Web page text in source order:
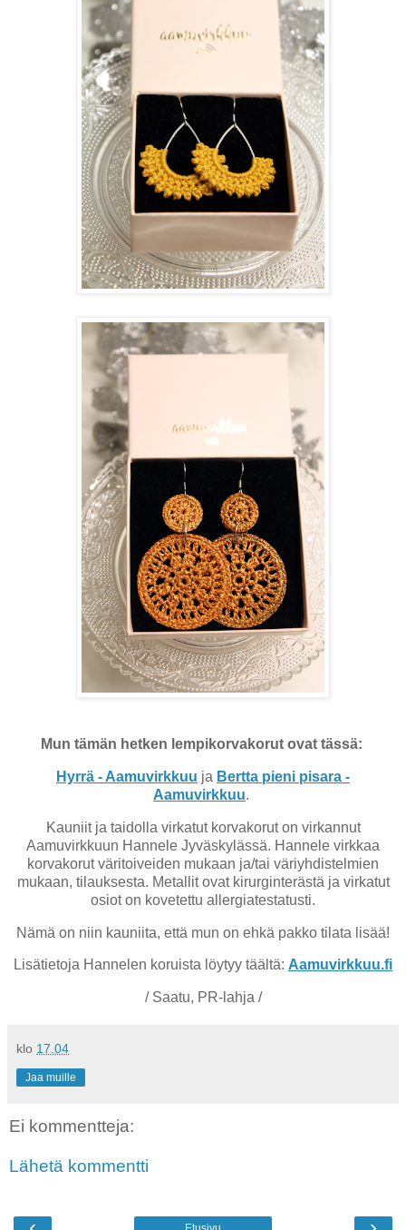
Mun tämän hetken lempikorvakorut ovat tässä:
Hyrrä - Aamuvirkkuu ja Bertta pieni pisara -
Aamuvirkkuu.
Kauniit ja taidolla virkatut korvakorut on virkannut
Aamuvirkkuun Hannele Jyväskylässä. Hannele virkkaa
korvakorut väritoiveiden mukaan ja/tai väriyhdistelmien
mukaan, tilauksesta. Metallit ovat kirurginterästä ja virkatut
osiot on kovetettu allergiatestatusti.
Nämä on niin kauniita, että mun on ehkä pakko tilata lisää!
Lisätietoja Hannelen koruista löytyy täältä: Aamuvirkkuu.fi
/ Saatu, PR-lahja /
klo 17.04
Jaa muille
Ei kommentteja:
Lähetä kommentti